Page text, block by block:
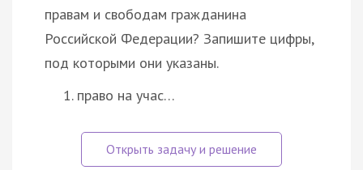
правам и свободам гражданина
Российской Федерации? Запишите цифры,
под которыми они указаны.
право на учас…